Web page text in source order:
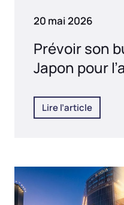
20 mai 2026
Prévoir son
Japon pour
Lire l’article